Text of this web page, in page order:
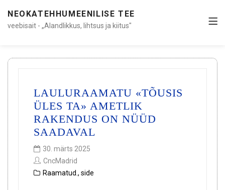
NEOKATEHHUMEENILISE TEE
veebisait - „Alandlikkus, lihtsus ja kiitus"
LAULURAAMATU «TÕUSIS
ÜLES TA» AMETLIK
RAKENDUS ON NÜÜD
SAADAVAL
30. märts 2025
CncMadrid
Raamatud. , side